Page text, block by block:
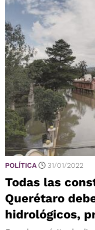
POLÍTICA 31/01/2022
Todas las
Querétaro
hidrológicos,